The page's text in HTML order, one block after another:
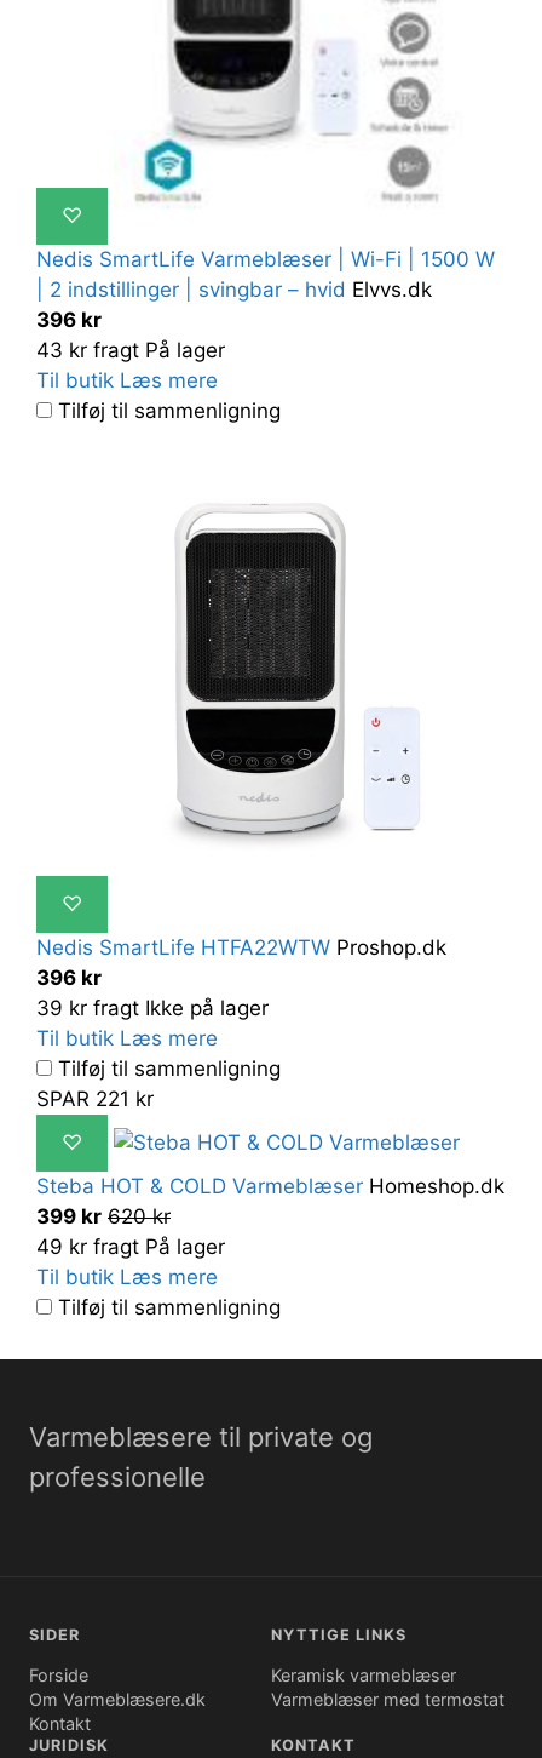
♡
Nedis SmartLife Varmeblæser | Wi-Fi | 1500 W
| 2 indstillinger | svingbar – hvid Elvvs.dk
396 kr
43 kr fragt På lager
Til butik Læs mere
Tilføj til sammenligning
♡
Nedis SmartLife HTFA22WTW Proshop.dk
396 kr
39 kr fragt Ikke på lager
Til butik Læs mere
Tilføj til sammenligning
SPAR 221 kr
♡
Steba HOT & COLD Varmeblæser Homeshop.dk
399 kr 620 kr
49 kr fragt På lager
Til butik Læs mere
Tilføj til sammenligning
Varmeblæsere til private og
professionelle
SIDER
Forside
Om Varmeblæsere.dk
Kontakt
NYTTIGE LINKS
Keramisk varmeblæser
Varmeblæser med termostat
JURIDISK KONTAKT